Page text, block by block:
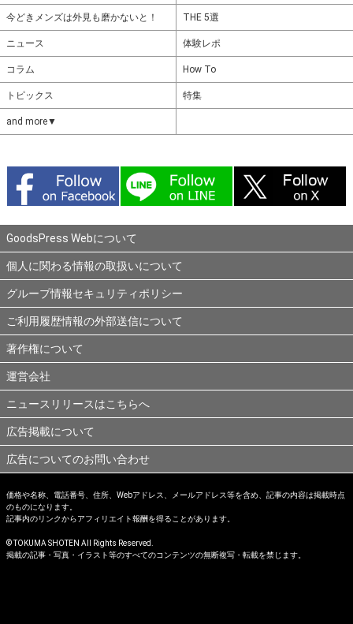
今どきメンズは外見も磨かないと！ THE 5選
ニュース 体験レポ
コラム How To
トピックス 特集
and more▼
GoodsPress Webについて
個人に関わる情報の取扱いについて
グループ情報セキュリティポリシー
ご利用履歴情報の外部送信について
著作権について
運営会社
ニュースリリースはこちらへ
広告掲載について
広告についてのお問い合わせ
価格や名称、電話番号、住所、Webアドレス、メールアドレス等を含め、記事の内容は掲載時点
のものになります。
記事内のリンクからアフィリエイト報酬を得ることがあります。
© TOKUMA SHOTEN All Rights Reserved.
掲載の記事・写真・イラスト等のすべてのコンテンツの無断複写・転載を禁じます。